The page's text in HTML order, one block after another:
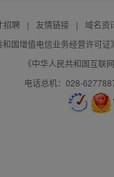
招聘 | 友情链接 |
域名资
和国增值电信业务经营许可
《中华人民共和国互联
电话总机：028-